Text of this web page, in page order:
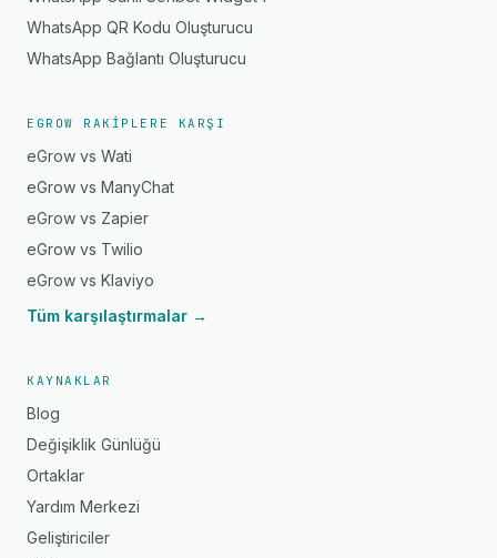
WhatsApp QR Kodu Oluşturucu
WhatsApp Bağlantı Oluşturucu
EGROW RAKIPLERE KARŞI
eGrow vs Wati
eGrow vs ManyChat
eGrow vs Zapier
eGrow vs Twilio
eGrow vs Klaviyo
Tüm karşılaştırmalar →
KAYNAKLAR
Blog
Değişiklik Günlüğü
Ortaklar
Yardım Merkezi
Geliştiriciler